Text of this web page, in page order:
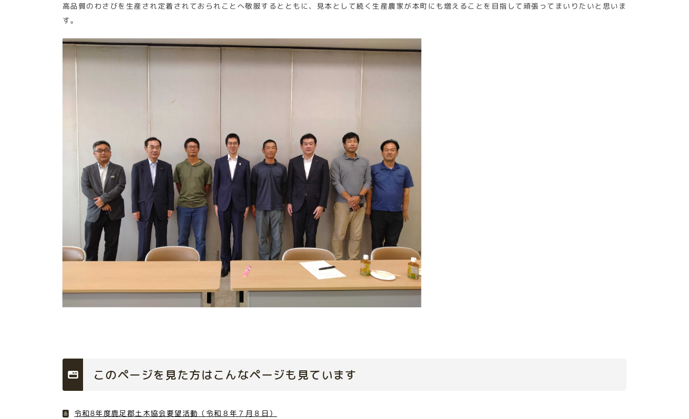
高品質のわさびを生産され定着されておられことへ敬服するとともに、見本として続く生産農家が本町にも増えることを目指して頑張ってまいりたいと思いま
す。
このページを見た方はこんなページも見ています
令和8年度鹿足郡土木協会要望活動（令和８年７月８日）